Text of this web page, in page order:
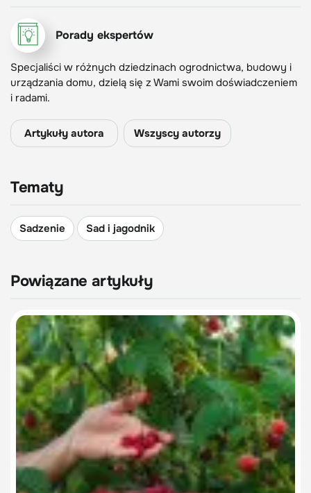
Porady ekspertów
Specjaliści w różnych dziedzinach ogrodnictwa, budowy i
urządzania domu, dzielą się z Wami swoim doświadczeniem
i radami.
Artykuły autora Wszyscy autorzy
Tematy
Sadzenie Sad i jagodnik
Powiązane artykuły